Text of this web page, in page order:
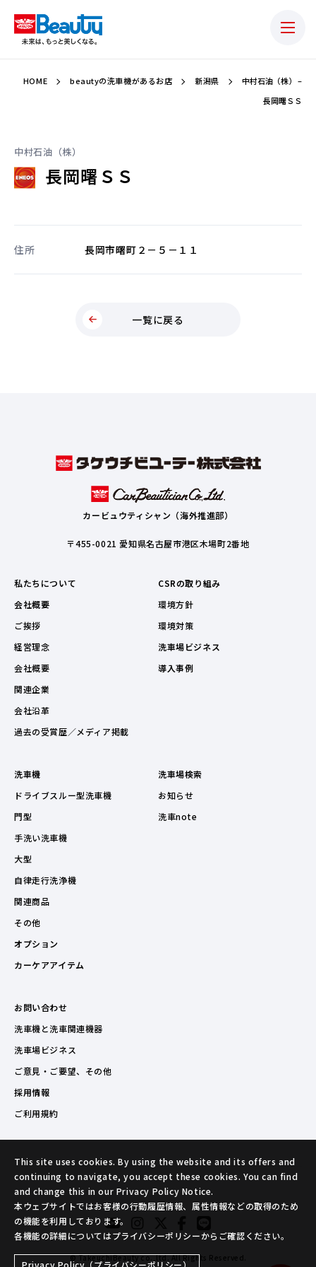
HOME beautyの洗車機があるお店 新潟県
中村石油（株） –
長岡曙ＳＳ
中村石油（株）
長岡曙ＳＳ
住所 長岡市曙町２－５－１１
一覧に戻る
カービュウティシャン（海外推進部）
〒455-0021 愛知県名古屋市港区木場町2番地
私たちについて
会社概要
ご挨拶
経営理念
会社概要
関連企業
会社沿革
過去の受賞歴／メディア掲載
CSRの取り組み
環境方針
環境対策
洗車場ビジネス
導入事例
洗車機
ドライブスルー型洗車機
門型
手洗い洗車機
大型
自律走行洗浄機
関連商品
その他
オプション
カーケアアイテム
洗車場検索
お知らせ
洗車note
お問い合わせ
洗車機と洗車関連機器
洗車場ビジネス
ご意見・ご要望、その他
採用情報
ご利用規約
© TakeuchiBeauty co.,ltd. All Rights Reserved.
This site uses cookies. By using the website and its offers and
continuing to navigate, you accept these cookies. You can find
and change this in our Privacy Policy Notice.
本ウェブサイトではお客様の行動履歴情報、属性情報などの取得のため
の機能を利用しております。
各機能の詳細についてはプライバシーポリシーからご確認ください。
Privacy Policy（プライバシーポリシー）